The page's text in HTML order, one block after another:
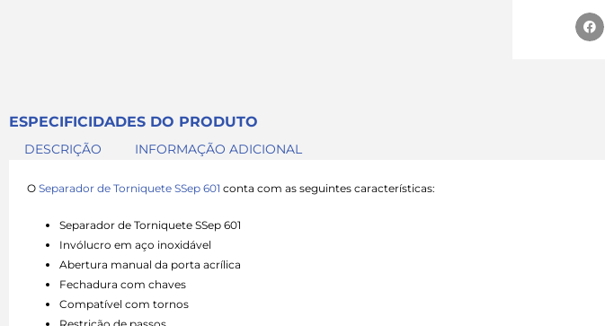
ESPECIFICIDADES DO PRODUTO
DESCRIÇÃO INFORMAÇÃO ADICIONAL
O Separador de Torniquete SSep 601 conta com as seguintes características:
Separador de Torniquete SSep 601
Invólucro em aço inoxidável
Abertura manual da porta acrílica
Fechadura com chaves
Compatível com tornos